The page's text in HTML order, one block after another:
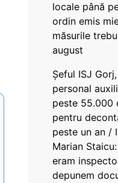
locale până
ordin emis
măsurile
august
Șeful ISJ
personal
peste 55.000
pentru
peste un an /
Marian
eram
depunem